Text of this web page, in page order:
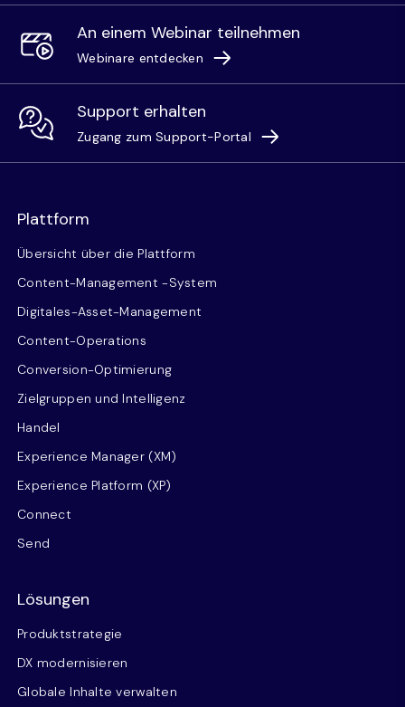
An einem Webinar teilnehmen
Webinare entdecken
Support erhalten
Zugang zum Support-Portal
Plattform
Übersicht über die Plattform
Content-Management -System
Digitales-Asset-Management
Content-Operations
Conversion-Optimierung
Zielgruppen und Intelligenz
Handel
Experience Manager (XM)
Experience Platform (XP)
Connect
Send
Lösungen
Produktstrategie
DX modernisieren
Globale Inhalte verwalten